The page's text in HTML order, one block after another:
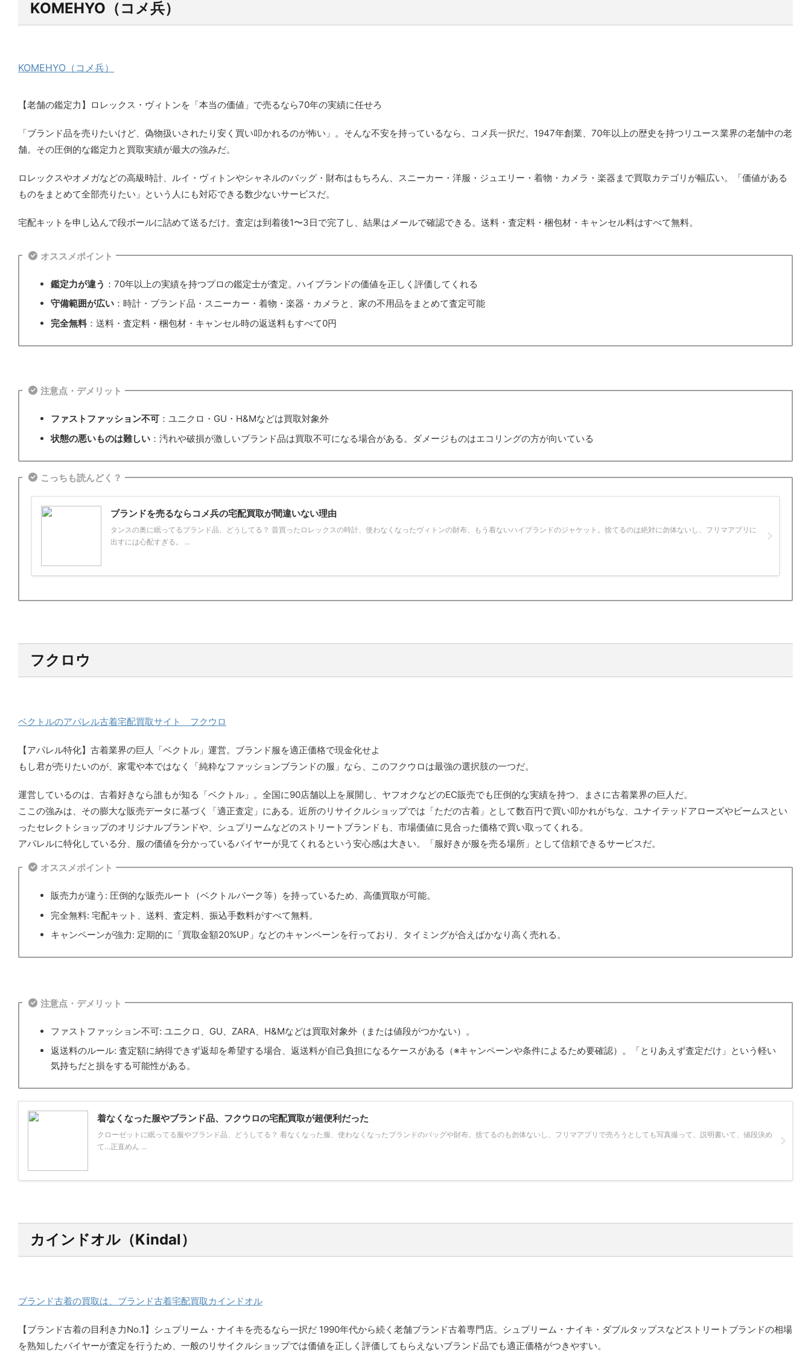
KOMEHYO（コメ兵）
KOMEHYO（コメ兵）
【老舗の鑑定力】ロレックス・ヴィトンを「本当の価値」で売るなら70年の実績に任せろ
「ブランド品を売りたいけど、偽物扱いされたり安く買い叩かれるのが怖い」。そんな不安を持っているなら、コメ兵一択だ。1947年創業、70年以上の歴史を持つリユース業界の老舗中の老
舗。その圧倒的な鑑定力と買取実績が最大の強みだ。
ロレックスやオメガなどの高級時計、ルイ・ヴィトンやシャネルのバッグ・財布はもちろん、スニーカー・洋服・ジュエリー・着物・カメラ・楽器まで買取カテゴリが幅広い。「価値がある
ものをまとめて全部売りたい」という人にも対応できる数少ないサービスだ。
宅配キットを申し込んで段ボールに詰めて送るだけ。査定は到着後1〜3日で完了し、結果はメールで確認できる。送料・査定料・梱包材・キャンセル料はすべて無料。
オススメポイント
鑑定力が違う ：70年以上の実績を持つプロの鑑定士が査定。ハイブランドの価値を正しく評価してくれる
守備範囲が広い ：時計・ブランド品・スニーカー・着物・楽器・カメラと、家の不用品をまとめて査定可能
完全無料 ：送料・査定料・梱包材・キャンセル時の返送料もすべて0円
注意点・デメリット
ファストファッション不可 ：ユニクロ・GU・H&Mなどは買取対象外
状態の悪いものは難しい ：汚れや破損が激しいブランド品は買取不可になる場合がある。ダメージものはエコリングの方が向いている
こっちも読んどく？
ブランドを売るならコメ兵の宅配買取が間違いない理由
タンスの奥に眠ってるブランド品、どうしてる？ 昔買ったロレックスの時計、使わなくなったヴィトンの財布、もう着ないハイブランドのジャケット。捨てるのは絶対に勿体ないし、フリマアプリに
出すには心配すぎる。 ...
フクロウ
ベクトルのアパレル古着宅配買取サイト フクウロ
【アパレル特化】古着業界の巨人「ベクトル」運営。ブランド服を適正価格で現金化せよ
もし君が売りたいのが、家電や本ではなく「純粋なファッションブランドの服」なら、このフクウロは最強の選択肢の一つだ。
運営しているのは、古着好きなら誰もが知る「ベクトル」。全国に90店舗以上を展開し、ヤフオクなどのEC販売でも圧倒的な実績を持つ、まさに古着業界の巨人だ。
ここの強みは、その膨大な販売データに基づく「適正査定」にある。 近所のリサイクルショップでは「ただの古着」として数百円で買い叩かれがちな、ユナイテッドアローズやビームスとい
ったセレクトショップのオリジナルブランドや、シュプリームなどのストリートブランドも、市場価値に見合った価格で買い取ってくれる。
アパレルに特化している分、服の価値を分かっているバイヤーが見てくれるという安心感は大きい。「服好きが服を売る場所」として信頼できるサービスだ。
オススメポイント
販売力が違う: 圧倒的な販売ルート（ベクトルパーク等）を持っているため、高価買取が可能。
完全無料: 宅配キット、送料、査定料、振込手数料がすべて無料。
キャンペーンが強力: 定期的に「買取金額20%UP」などのキャンペーンを行っており、タイミングが合えばかなり高く売れる。
注意点・デメリット
ファストファッション不可: ユニクロ、GU、ZARA、H&Mなどは買取対象外（または値段がつかない）。
返送料のルール: 査定額に納得できず返却を希望する場合、返送料が自己負担になるケースがある（※キャンペーンや条件によるため要確認）。「とりあえず査定だけ」という軽い
気持ちだと損をする可能性がある。
着なくなった服やブランド品、フクウロの宅配買取が超便利だった
クローゼットに眠ってる服やブランド品、どうしてる？ 着なくなった服、使わなくなったブランドのバッグや財布。捨てるのも勿体ないし、フリマアプリで売ろうとしても写真撮って、説明書いて、値段決め
て…正直めん ...
カインドオル（Kindal）
ブランド古着の買取は、ブランド古着宅配買取カインドオル
【ブランド古着の目利き力No.1】シュプリーム・ナイキを売るなら一択だ 1990年代から続く老舗ブランド古着専門店。シュプリーム・ナイキ・ダブルタップスなどストリートブランドの相場
を熟知したバイヤーが査定を行うため、一般のリサイクルショップでは価値を正しく評価してもらえないブランド品でも適正価格がつきやすい。